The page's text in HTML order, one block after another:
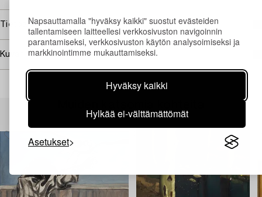
Napsauttamalla "hyväksy kaikki" suostut evästeiden
tallentamiseen laitteellesi verkkosivuston navigoinnin
parantamiseksi, verkkosivuston käytön analysoimiseksi ja
markkinointimme mukauttamiseksi.
Hyväksy kaikki
Hylkää ei-välttämättömät
Asetukset
Tietoa ostamisesta
Kuvan käyttöoikeudet